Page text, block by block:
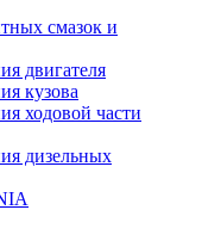
смазок и
двигателя
кузова
ходовой части
дизельных